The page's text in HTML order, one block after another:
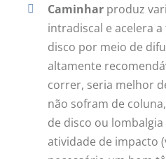
Caminhar produz
intradiscal e acelera
disco por meio de
altamente
correr, seria melhor
não sofram de
de disco ou
atividade de impacto